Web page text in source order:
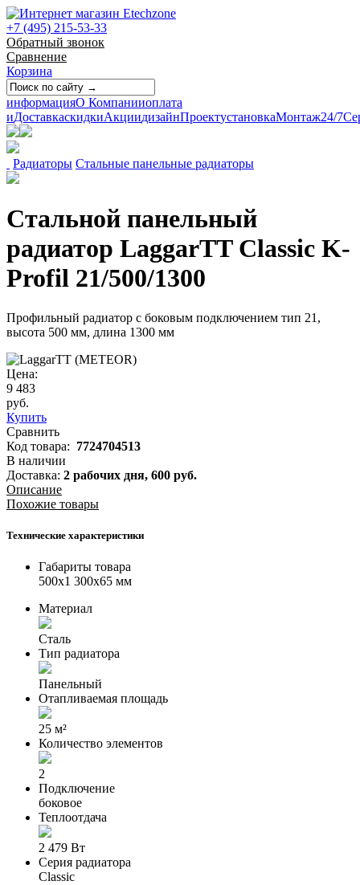
+7 (495) 215-53-33
Обратный звонок
Сравнение
Корзина
информацияО Компанииоплата
иДоставкаскидкиАкциидизайнПроектустановкаМонтаж24/7
Радиаторы Стальные панельные радиаторы
Стальной панельный
радиатор LaggarTT Classic K-
Profil 21/500/1300
Профильный радиатор с боковым подключением тип 21,
высота 500 мм, длина 1300 мм
Цена:
9 483
руб.
Купить
Сравнить
Код товара: 7724704513
В наличии
Доставка: 2 рабочих дня, 600 руб.
Описание
Похожие товары
Технические характеристики
Габариты товара
500x1 300x65 мм
Материал
Сталь
Тип радиатора
Панельный
Отапливаемая площадь
25 м²
Количество элементов
2
Подключение
боковое
Теплоотдача
2 479 Вт
Серия радиатора
Classic